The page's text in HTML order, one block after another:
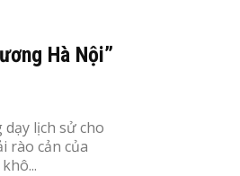
Hà Nội”
lịch sử cho
rào cản của